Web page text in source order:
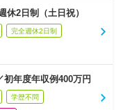
2日制（土日祝）
完全週休2日制
年度年収例400万円
学歴不問